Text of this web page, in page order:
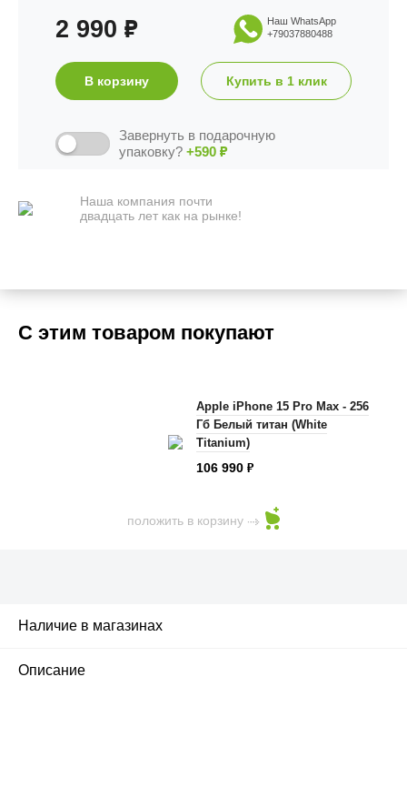
2 990 ₽
Наш WhatsApp
+79037880488
В корзину Купить в 1 клик
Завернуть в подарочную
упаковку? +590 ₽
Наша компания почти
двадцать лет как на рынке!
С этим товаром покупают
Apple iPhone 15 Pro Max - 256
Гб Белый титан (White
Titanium)
106 990 ₽
положить в корзину
Наличие в магазинах
Описание